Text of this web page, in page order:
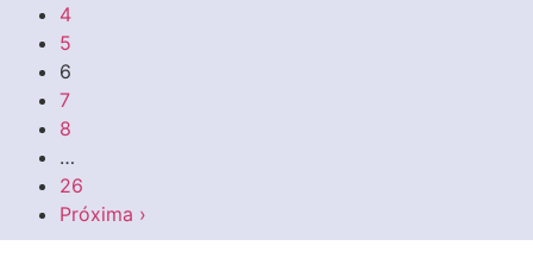
4
5
6
7
8
…
26
Próxima ›